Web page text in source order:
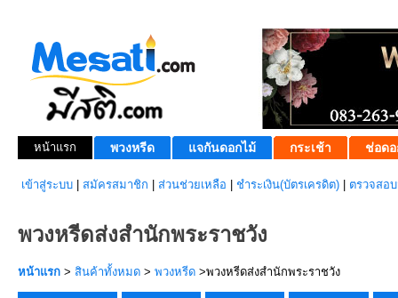
หน้าแรก พวงหรีด แจกันดอกไม้ กระเช้า ช่อดอ
เข้าสู่ระบบ สมัครสมาชิก ส่วนช่วยเหลือ ชำระเงิน(บัตรเครดิต) ตรวจสอ
พวงหรีดส่งสำนักพระราชวัง
หน้าแรก > สินค้าทั้งหมด > พวงหรีด >พวงหรีดส่งสำนักพระราชวัง